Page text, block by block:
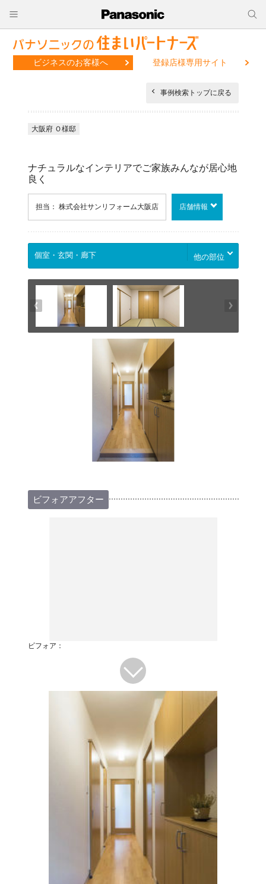
ビジネスのお客様へ 登録店様専用サイト
事例検索トップに戻る
大阪府 Ｏ様邸
ナチュラルなインテリアでご家族みんなが居心地
良く
担当： 株式会社サンリフォーム大阪店 店舗情報
他の部位
ビフォアアフター
ビフォア：